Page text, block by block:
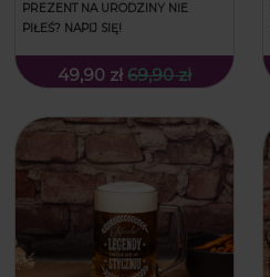
PREZENT NA URODZINY NIE
PIŁEŚ? NAPIJ SIĘ!
49,90 zł 69,90 zł